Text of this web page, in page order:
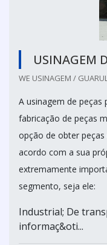
USINAGEM
WE USINAGEM /
A usinagem de peças
fabricação de peças
opção de obter
acordo com a sua
extremamente
segmento, seja ele:
Industrial; De
informaç&oti...